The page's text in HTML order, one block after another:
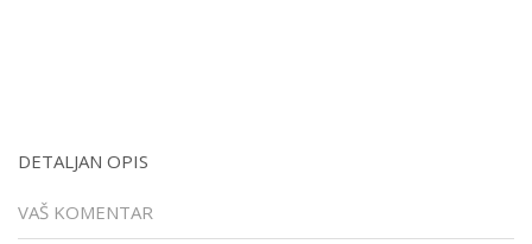
DETALJAN OPIS
VAŠ KOMENTAR